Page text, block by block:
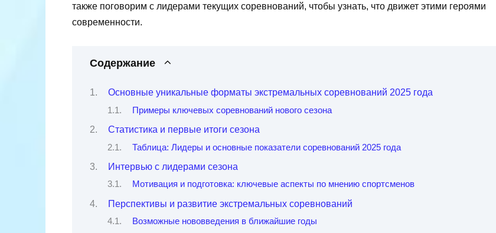
также поговорим с лидерами текущих соревнований, чтобы узнать, что движет этими героями
современности.
Содержание
Основные уникальные форматы экстремальных соревнований 2025 года
Примеры ключевых соревнований нового сезона
Статистика и первые итоги сезона
Таблица: Лидеры и основные показатели соревнований 2025 года
Интервью с лидерами сезона
Мотивация и подготовка: ключевые аспекты по мнению спортсменов
Перспективы и развитие экстремальных соревнований
Возможные нововведения в ближайшие годы